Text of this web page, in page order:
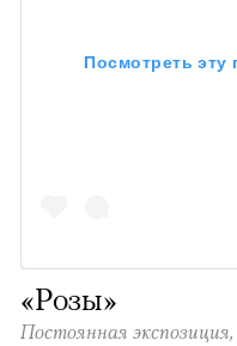
Посмотреть эту
«Розы»
Постоянная